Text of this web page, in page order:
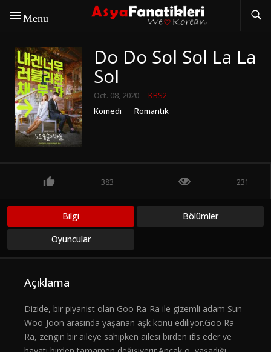
Menu
Do Do Sol Sol La La
Sol
Oct. 08, 2020
KBS2
Komedi
Romantik
383 231
Bilgi
Bölümler
Oyuncular
Açıklama
Dizide, bir piyanist olan Goo Ra-Ra ile gizemli adam Sun
Woo-Joon arasında yaşanan aşk konu ediliyor.Goo Ra-
Ra, zengin bir aileye sahipken ailesi birden iflas eder ve